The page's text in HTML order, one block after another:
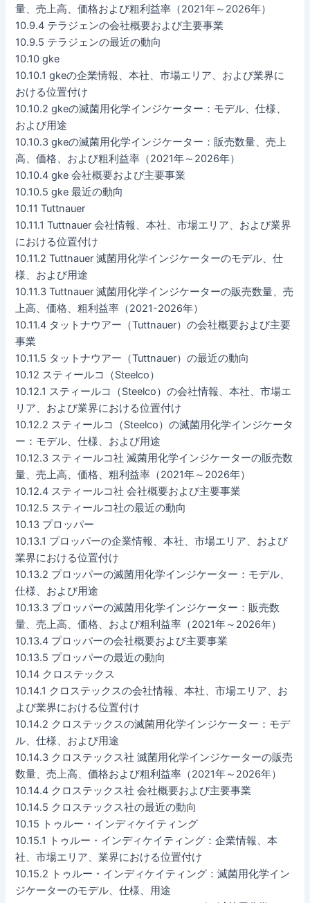
量、売上高、価格および粗利益率（2021年～2026年）
10.9.4 テラジェンの会社概要および主要事業
10.9.5 テラジェンの最近の動向
10.10 gke
10.10.1 gkeの企業情報、本社、市場エリア、および業界に
おける位置付け
10.10.2 gkeの滅菌用化学インジケーター：モデル、仕様、
および用途
10.10.3 gkeの滅菌用化学インジケーター：販売数量、売上
高、価格、および粗利益率（2021年～2026年）
10.10.4 gke 会社概要および主要事業
10.10.5 gke 最近の動向
10.11 Tuttnauer
10.11.1 Tuttnauer 会社情報、本社、市場エリア、および業界
における位置付け
10.11.2 Tuttnauer 滅菌用化学インジケーターのモデル、仕
様、および用途
10.11.3 Tuttnauer 滅菌用化学インジケーターの販売数量、売
上高、価格、粗利益率（2021-2026年）
10.11.4 タットナウアー（Tuttnauer）の会社概要および主要
事業
10.11.5 タットナウアー（Tuttnauer）の最近の動向
10.12 スティールコ（Steelco）
10.12.1 スティールコ（Steelco）の会社情報、本社、市場エ
リア、および業界における位置付け
10.12.2 スティールコ（Steelco）の滅菌用化学インジケータ
ー：モデル、仕様、および用途
10.12.3 スティールコ社 滅菌用化学インジケーターの販売数
量、売上高、価格、粗利益率（2021年～2026年）
10.12.4 スティールコ社 会社概要および主要事業
10.12.5 スティールコ社の最近の動向
10.13 プロッパー
10.13.1 プロッパーの企業情報、本社、市場エリア、および
業界における位置付け
10.13.2 プロッパーの滅菌用化学インジケーター：モデル、
仕様、および用途
10.13.3 プロッパーの滅菌用化学インジケーター：販売数
量、売上高、価格、および粗利益率（2021年～2026年）
10.13.4 プロッパーの会社概要および主要事業
10.13.5 プロッパーの最近の動向
10.14 クロステックス
10.14.1 クロステックスの会社情報、本社、市場エリア、お
よび業界における位置付け
10.14.2 クロステックスの滅菌用化学インジケーター：モデ
ル、仕様、および用途
10.14.3 クロステックス社 滅菌用化学インジケーターの販売
数量、売上高、価格および粗利益率（2021年～2026年）
10.14.4 クロステックス社 会社概要および主要事業
10.14.5 クロステックス社の最近の動向
10.15 トゥルー・インディケイティング
10.15.1 トゥルー・インディケイティング：企業情報、本
社、市場エリア、業界における位置付け
10.15.2 トゥルー・インディケイティング：滅菌用化学イン
ジケーターのモデル、仕様、用途